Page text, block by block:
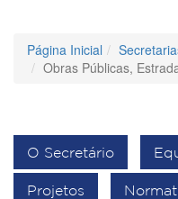
Página Inicial
Obras Públicas,
O Secretário
Projetos